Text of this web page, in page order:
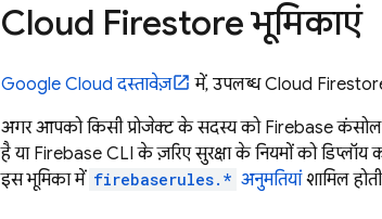
Cloud Firestoreभूमिकाएं
Google Cloud दस्तावेज़ में, उपलब्धCloud
अगर आपको किसी प्रोजेक्ट के सदस्य को Firebaseकंसोल
है या Firebase CLI के ज़रिए सुरक्षा के नियमों को
इस भूमिका में firebaserules.* अनुमतियांशामिल